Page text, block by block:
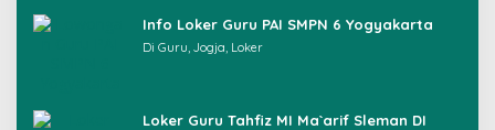
Info Loker Guru PAI SMPN 6 Yogyakarta
Di Guru, Jogja, Loker
Loker Guru Tahfiz MI Ma`arif Sleman DI